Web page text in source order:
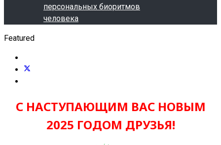
персональных биоритмов
человека
Featured
С НАСТУПАЮЩИМ ВАС НОВЫМ
2025 ГОДОМ ДРУЗЬЯ!